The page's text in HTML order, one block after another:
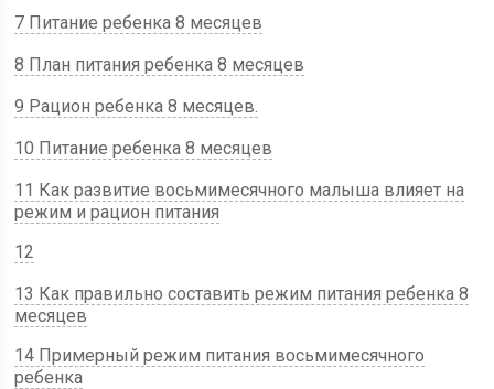
7 Питание ребенка 8 месяцев
8 План питания ребенка 8 месяцев
9 Рацион ребенка 8 месяцев.
10 Питание ребенка 8 месяцев
11 Как развитие восьмимесячного малыша влияет на
режим и рацион питания
12
13 Как правильно составить режим питания ребенка 8
месяцев
14 Примерный режим питания восьмимесячного
ребенка